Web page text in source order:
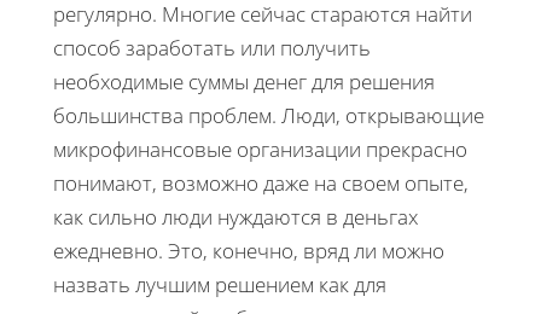
регулярно. Многие сейчас стараются найти
способ заработать или получить
необходимые суммы денег для решения
большинства проблем. Люди, открывающие
микрофинансовые организации прекрасно
понимают, возможно даже на своем опыте,
как сильно люди нуждаются в деньгах
ежедневно. Это, конечно, вряд ли можно
назвать лучшим решением как для